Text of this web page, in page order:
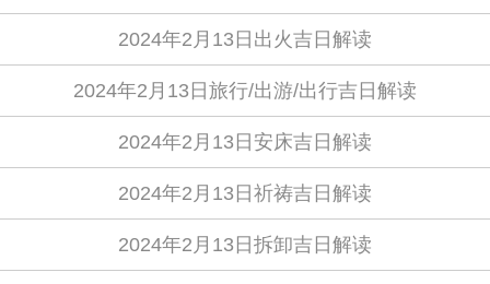
2024年2月13日出火吉日解读
2024年2月13日旅行/出游/出行吉日解读
2024年2月13日安床吉日解读
2024年2月13日祈祷吉日解读
2024年2月13日拆卸吉日解读